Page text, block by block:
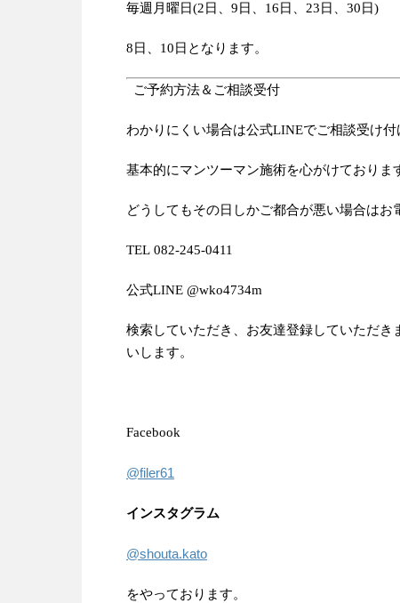
毎週月曜日(2日、9日、16日、23日、30日)
8日、10日となります。
ご予約方法＆ご相談受付
わかりにくい場合は公式LINEでご相談受け付
基本的にマンツーマン施術を心がけておりま
どうしてもその日しかご都合が悪い場合はお
TEL 082-245-0411
公式LINE @wko4734m
検索していただき、お友達登録していただ
いします。
Facebook
@filer61
インスタグラム
@shouta.kato
をやっております。